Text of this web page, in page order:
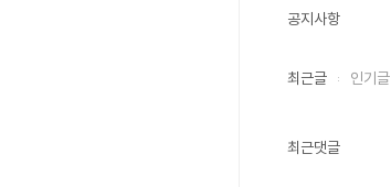
공지사항
최근글 인기글
최근댓글